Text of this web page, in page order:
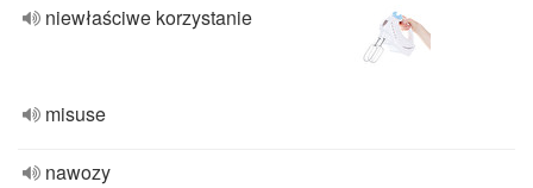
niewłaściwe korzystanie
misuse
nawozy